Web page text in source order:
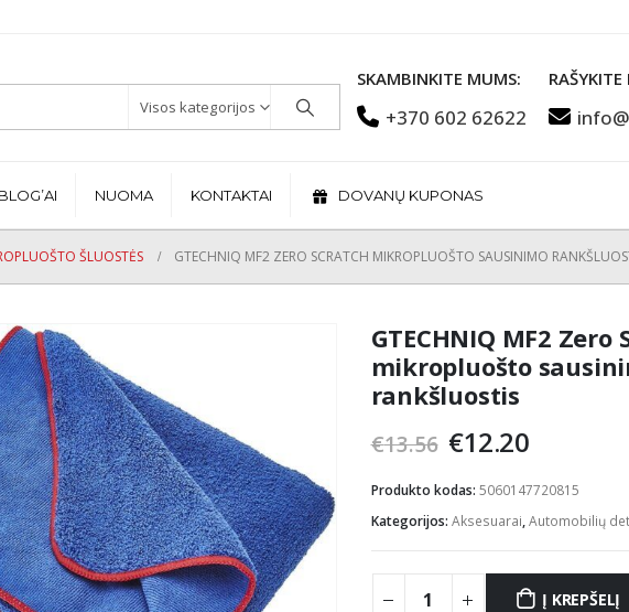
Visos kategorijos
SKAMBINKITE MUMS:
+370 602 62622
BLOG’AI NUOMA KONTAKTAI DOVANŲ KUPONAS
ŠLUOSTĖS GTECHNIQ MF2 ZERO SCRATCH MIKROPLUOŠTO SAUSINIMO
GTECHNIQ MF2 Zero
mikropluošto
rankšluostis
€13.56 Original
was:
€13.56.
€12.20Current
is:
€12.20.
Produkto kodas: 5060147720815
Kategorijos: Aksesuarai,Automobilių
Į KREPŠELĮ